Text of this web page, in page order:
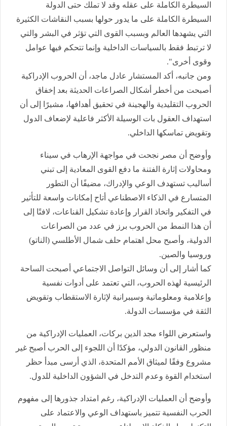
السيطرة الكاملة على عقله وقد لا تملك حتى الدولة
السيطرة الكاملة على ما يدور حولها بسبب النقاشات الكثيرة
التي يشهدها العالم وبسبب القوى التي تؤثر في البشر والتي
لا ترتبط فقط بالسياسات الداخلية وإنما تتحكم فيها عوامل
وقوى أخرى".
ومن جانبه، أكد المستشار عادل ماجد، أن الحروب الإدراكية
أصبحت من أخطر أشكال الصراعات الحديثة بعد إخفاق
الحروب التقليدية والهجينة في تحقيق أهدافها، مشيرًا إلى أن
استهداف العقول بات الوسيلة الأكثر فاعلية لإضعاف الدول
وتقويض تماسكها الداخلي.
وأوضح أن مصر نجحت في مواجهة الإرهاب في سيناء
ومحاولات إثارة الفتنة ما دفع القوى المعادية إلى تبني
أساليب تستهدف الوعي والإدراك، مضيفًا أن التطور
المتسارع في الذكاء الاصطناعي أتاح إمكانات واسعة للتأثير
في التفكير واتخاذ القرار وإعادة تشكيل القناعات، لافتًا إلى
أن هذا النمط من الحروب برز في عدد من الصراعات
الدولية، وأصبح محل اهتمام حلف شمال الأطلسي (الناتو)
وروسيا والصين.
كما أشار إلى أن وسائل التواصل الاجتماعي أصبحت الساحة
الرئيسية لهذه الحروب، التي تعتمد على أدوات نفسية
وإعلامية ومعلوماتية وسيبرانية لإثارة الاستقطاب وتقويض
الثقة في مؤسسات الدولة.
واستعرض اللواء مجد الدين بركات، العمليات الإدراكية من
منظور القانون الدولي، مؤكدًا أن اللجوء إلى الحرب أصبح غير
مشروع وفقًا لميثاق الأمم المتحدة، الذي أرسى مبدأ حظر
استخدام القوة وعدم التدخل في الشؤون الداخلية للدول.
وأوضح أن العمليات الإدراكية، رغم امتداد جذورها إلى مفهوم
الحرب النفسية تتميز باستهداف الوعي والاعتماد على